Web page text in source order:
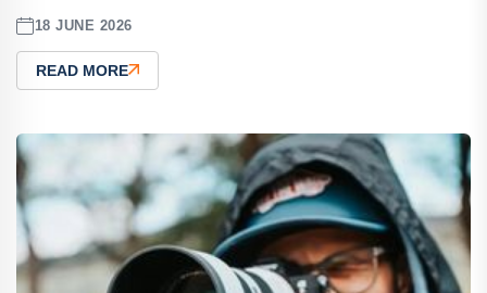
18 JUNE 2026
READ MORE